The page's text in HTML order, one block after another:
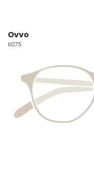
Ovvo
6075